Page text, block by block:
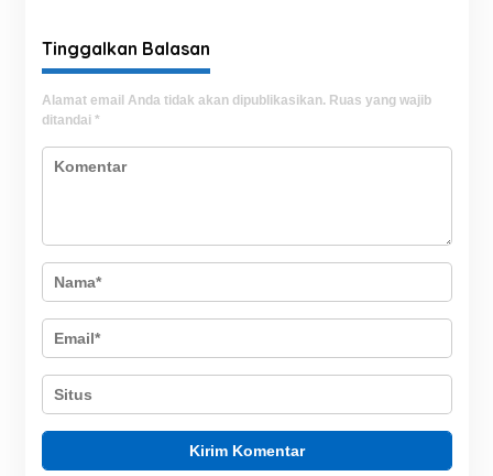
Tinggalkan Balasan
Alamat email Anda tidak akan dipublikasikan. Ruas yang wajib
ditandai *